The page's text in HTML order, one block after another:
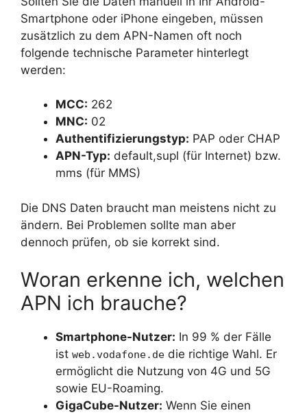
Smartphone oder iPhone eingeben, müssen
zusätzlich zu dem APN-Namen oft noch
folgende technische Parameter hinterlegt
werden:
MCC: 262
MNC: 02
Authentifizierungstyp: PAP oder CHAP
APN-Typ: default,supl (für Internet) bzw.
mms (für MMS)
Die DNS Daten braucht man meistens nicht zu
ändern. Bei Problemen sollte man aber
dennoch prüfen, ob sie korrekt sind.
Woran erkenne ich, welchen
APN ich brauche?
Smartphone-Nutzer: In 99 % der Fälle
ist web.vodafone.de die richtige Wahl. Er
ermöglicht die Nutzung von 4G und 5G
sowie EU-Roaming.
GigaCube-Nutzer: Wenn Sie einen